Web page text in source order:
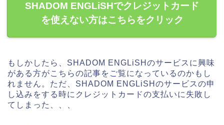
SHADOM ENGLiSHでクレジットカード
を使えない方はこちらをクリック
もしかしたら、SHADOM ENGLiSHのサービスに興味
がある方がこちらの記事をご覧になっているのかもし
れません。ただ、SHADOM ENGLiSHのサービスの申
し込みをする時にクレジットカードの支払いに失敗し
てしまった、、、